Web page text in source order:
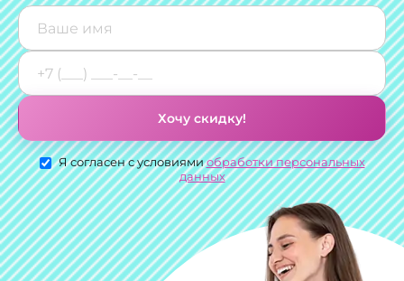
Хочу скидку!
Я согласен с условиямиобработки персональных
данных